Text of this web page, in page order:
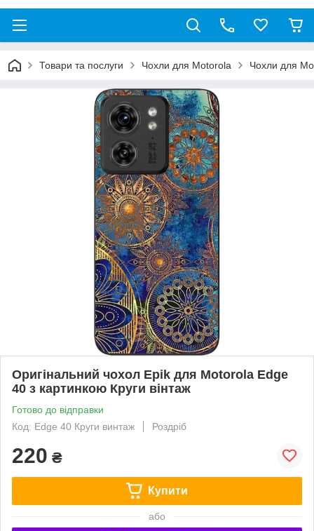
Товари та послуги Чохли для Motorola Чохли для
Оригінальний чохол Epik для Motorola Edge
40 з картинкою Круги вінтаж
Готово до відправки
Код: Edge 40 Круги винтаж
Роздріб
220 ₴
Купити
або